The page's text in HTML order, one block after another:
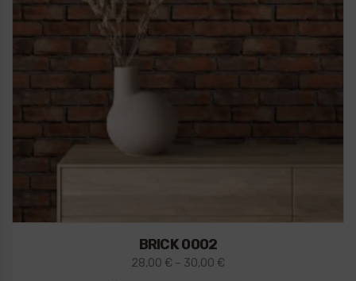
BRICK 0002
28,00 € – 30,00 €